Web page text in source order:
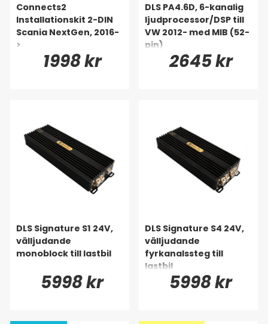
Connects2
Installationskit 2-DIN
Scania NextGen, 2016-
>
1998 kr
DLS PA4.6D, 6-kanalig
ljudprocessor/DSP till
VW 2012- med MIB (52-
pin)
2645 kr
DLS Signature S1 24V,
välljudande
monoblock till lastbil
5998 kr
DLS Signature S4 24V,
välljudande
fyrkanalssteg till
lastbil
5998 kr